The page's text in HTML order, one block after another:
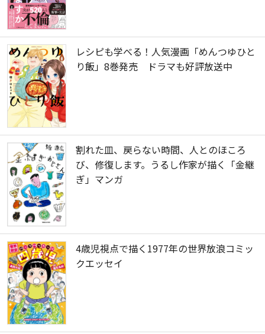
レシピも学べる！人気漫画「めんつゆひと
り飯」8巻発売 ドラマも好評放送中
割れた皿、戻らない時間、人とのほころ
び、修復します。うるし作家が描く「金継
ぎ」マンガ
4歳児視点で描く1977年の世界放浪コミッ
クエッセイ